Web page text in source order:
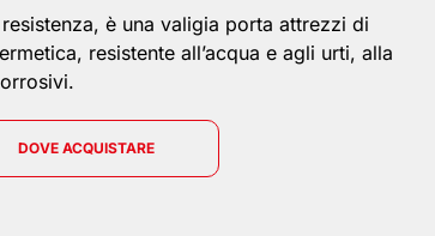
è una valigia porta attrezzi di
resistente all’acqua e agli urti, alla
DOVE ACQUISTARE